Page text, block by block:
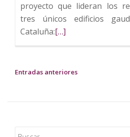
proyecto que lideran los
tres únicos edificios
Cataluña:Leer
Casa
[…]
NAVEGACIÓN
Entradas anteriores